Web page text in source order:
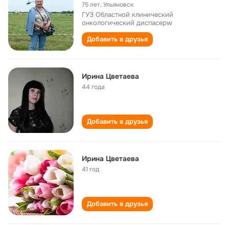
75 лет,Ульяновск
ГУЗ Областной клинический
онкологический диспасерw
Добавить в друзья
Ирина Цветаева
44 года
Добавить в друзья
Ирина Цветаева
41 год
Добавить в друзья